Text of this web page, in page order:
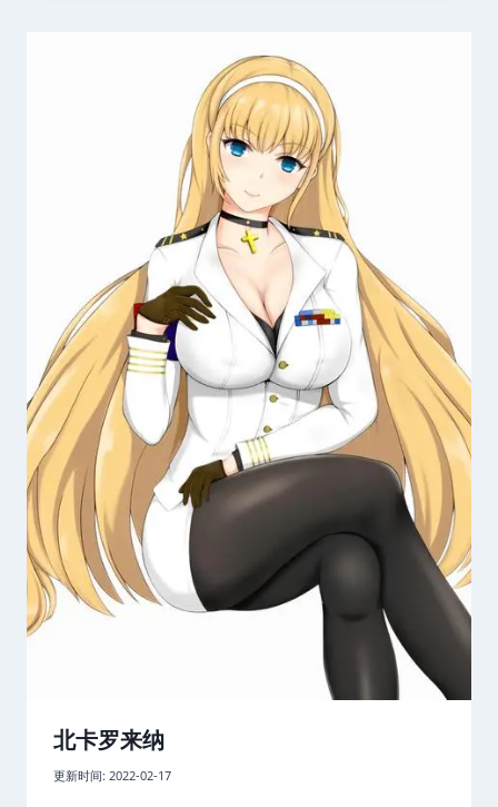
北卡罗来纳
更新时间: 2022-02-17